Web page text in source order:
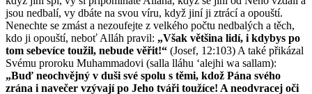
jsou nedbalí, vy dbáte na svou víru, když jiní ji ztrácí a opouští.
Nenechte se zmást a nezoufejte z velkého počtu nedbalých a těch,
kdo ji opouští, neboť Alláh pravil: „Však většina lidí, i kdybys po
tom sebevíce toužil, nebude věřit!“ (Josef, 12:103) A také přikázal
Svému proroku Muhammadovi (salla lláhu ʻalejhi wa sallam):
„Buď neochvějný v duši své spolu s těmi, kdož Pána svého
zrána i navečer vzývají po Jeho tváři toužíce! A neodvracej oči